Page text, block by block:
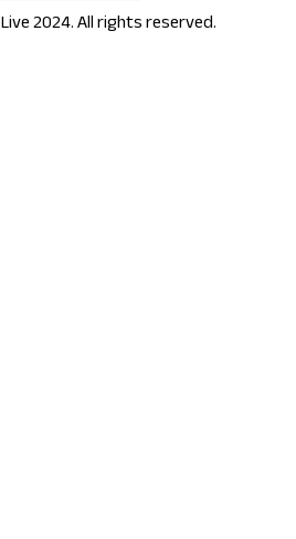
2024. All rights reserved.